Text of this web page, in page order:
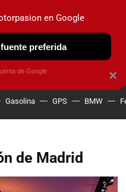
OBSERVATORIO
Gasolina GPS BMW
de Madrid
×
en Google
preferida
de Google